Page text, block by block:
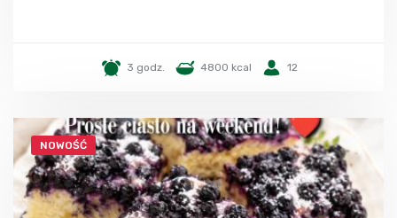
3 godz. 4800 kcal 12
NOWOŚĆ